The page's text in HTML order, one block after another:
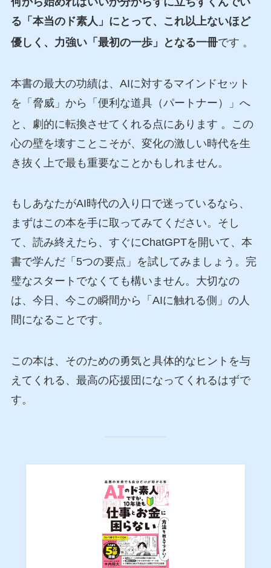
る「本当のド素人」にとって、これ以上ないほど
優しく、力強い「最初の一歩」となる一冊です 。
本書の最大の功績は、AIに対するマインドセット
を「脅威」から「便利な道具（パートナー）」へ
と、劇的に転換させてくれる点にあります 。この
心の壁を壊すことこそが、変化の激しい時代を生
き抜く上で最も重要なことかもしれません。
もしあなたがAI時代の入り口で迷っているなら、
まずはこの本を手に取ってみてください。そし
て、読み終えたら、すぐにChatGPTを開いて、本
書で学んだ「5つの要点」を試してみましょう。完
璧なスタートでなくても構いません。大切なの
は、今日、今この瞬間から「AIに触れる側」の人
間になることです。
この本は、そのための勇気と具体的なヒントを与
えてくれる、最高の応援団になってくれるはずで
す。